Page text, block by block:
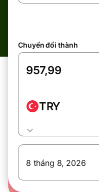
Chuyển đổi thành
TRY
8 tháng 8, 2026